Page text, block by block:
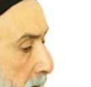
سواسية لا تفرق